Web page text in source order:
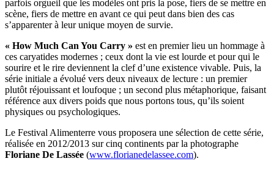
parfois orgueil que les modèles ont pris la pose, fiers de se mettre en
scène, fiers de mettre en avant ce qui peut dans bien des cas
s’apparenter à leur unique moyen de survie.
« How Much Can You Carry » est en premier lieu un hommage à
ces caryatides modernes ; ceux dont la vie est lourde et pour qui le
sourire et le rire deviennent la clef d’une existence vivable. Puis, la
série initiale a évolué vers deux niveaux de lecture : un premier
plutôt réjouissant et loufoque ; un second plus métaphorique, faisant
référence aux divers poids que nous portons tous, qu’ils soient
physiques ou psychologiques.
Le Festival Alimenterre vous proposera une sélection de cette série,
réalisée en 2012/2013 sur cinq continents par la photographe
Floriane De Lassée (www.florianedelassee.com).